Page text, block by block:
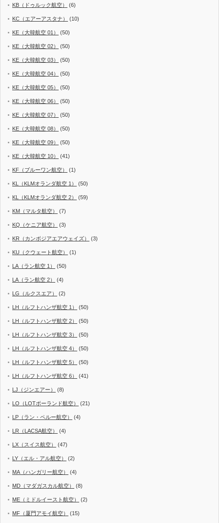
KB（ドゥルック航空） (6)
KC（エアーアスタナ） (10)
KE（大韓航空 01） (50)
KE（大韓航空 02） (50)
KE（大韓航空 03） (50)
KE（大韓航空 04） (50)
KE（大韓航空 05） (50)
KE（大韓航空 06） (50)
KE（大韓航空 07） (50)
KE（大韓航空 08） (50)
KE（大韓航空 09） (50)
KE（大韓航空 10） (41)
KF（ブルーワン航空） (1)
KL（KLMオランダ航空 1） (50)
KL（KLMオランダ航空 2） (59)
KM（マルタ航空） (7)
KQ（ケニア航空） (3)
KR（カンボジアエアウェイズ） (3)
KU（クウェート航空） (1)
LA（ラン航空 1） (50)
LA（ラン航空 2） (4)
LG（ルクスエア） (2)
LH（ルフトハンザ航空 1） (50)
LH（ルフトハンザ航空 2） (50)
LH（ルフトハンザ航空 3） (50)
LH（ルフトハンザ航空 4） (50)
LH（ルフトハンザ航空 5） (50)
LH（ルフトハンザ航空 6） (41)
LJ（ジンエアー） (8)
LO（LOTポーランド航空） (21)
LP（ラン・ペルー航空） (4)
LR（LACSA航空） (4)
LX（スイス航空） (47)
LY（エル・アル航空） (2)
MA（ハンガリー航空） (4)
MD（マダガスカル航空） (8)
ME（ミドルイースト航空） (2)
MF（厦門アモイ航空） (15)